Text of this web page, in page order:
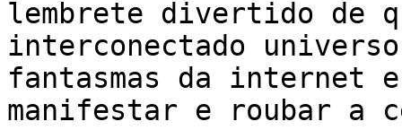
lembrete divertido de
interconectado
fantasmas da internet
manifestar e roubar a